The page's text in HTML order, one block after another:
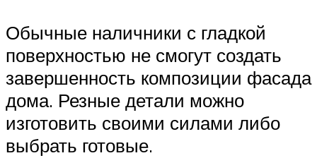
Обычные наличники с гладкой
поверхностью не смогут создать
завершенность композиции фасада
дома. Резные детали можно
изготовить своими силами либо
выбрать готовые.